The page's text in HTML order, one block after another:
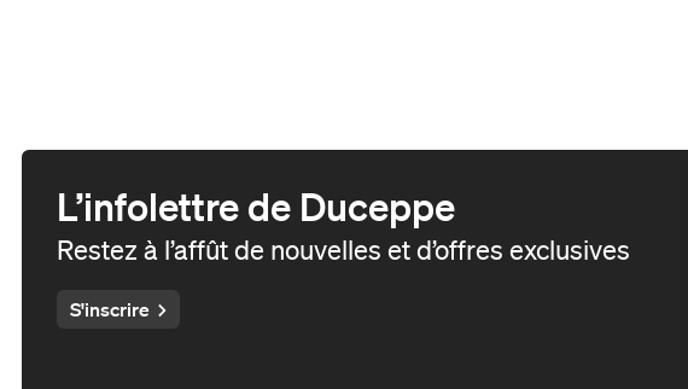
L’infolettre de Duceppe
Restez à l’affût de nouvelles et d’offres exclusives
S'inscrire